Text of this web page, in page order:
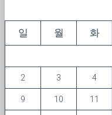
일 월 화
2 3 4
9 10 11